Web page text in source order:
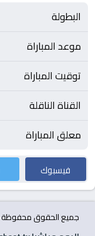
البطولة
موعد المباراة
توقيت المباراة
القناة الناقلة
معلق المباراة
فيسبوك
جميع الحقوق محفوظة